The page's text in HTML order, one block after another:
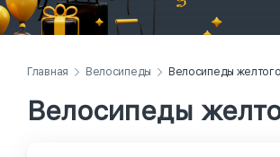
Главная Велосипеды Велосипеды
Велосипеды